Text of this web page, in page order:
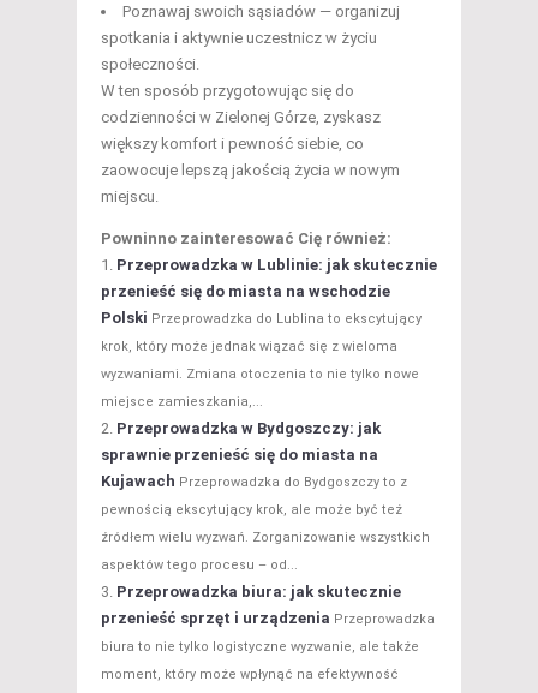
Poznawaj swoich sąsiadów — organizuj
spotkania i aktywnie uczestnicz w życiu
społeczności.
W ten sposób przygotowując się do
codzienności w Zielonej Górze, zyskasz
większy komfort i pewność siebie, co
zaowocuje lepszą jakością życia w nowym
miejscu.
Powninno zainteresować Cię również:
Przeprowadzka w Lublinie: jak skutecznie
przenieść się do miasta na wschodzie
Polski Przeprowadzka do Lublina to ekscytujący
krok, który może jednak wiązać się z wieloma
wyzwaniami. Zmiana otoczenia to nie tylko nowe
miejsce zamieszkania,...
Przeprowadzka w Bydgoszczy: jak
sprawnie przenieść się do miasta na
Kujawach Przeprowadzka do Bydgoszczy to z
pewnością ekscytujący krok, ale może być też
źródłem wielu wyzwań. Zorganizowanie wszystkich
aspektów tego procesu – od...
Przeprowadzka biura: jak skutecznie
przenieść sprzęt i urządzenia Przeprowadzka
biura to nie tylko logistyczne wyzwanie, ale także
moment, który może wpłynąć na efektywność